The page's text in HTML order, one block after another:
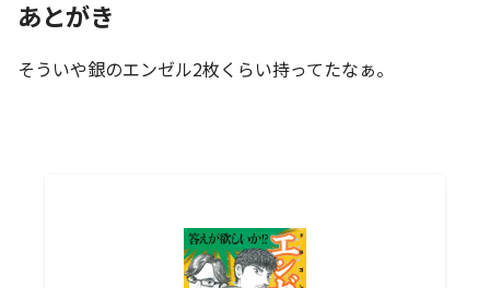
あとがき
そういや銀のエンゼル2枚くらい持ってたなぁ。